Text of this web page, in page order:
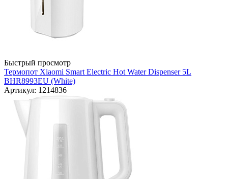
Быстрый просмотр
Термопот Xiaomi Smart Electric Hot Water Dispenser 5L
BHR8993EU (White)
Артикул: 1214836